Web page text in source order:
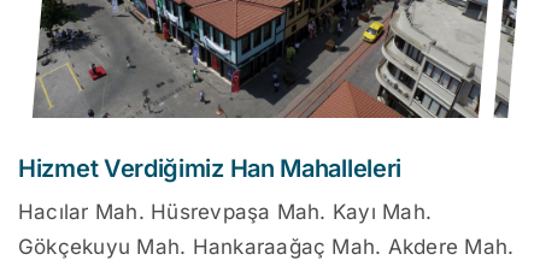
Hizmet Verdiğimiz Han Mahalleleri
Hacılar Mah. Hüsrevpaşa Mah. Kayı Mah.
Gökçekuyu Mah. Hankaraağaç Mah. Akdere Mah.